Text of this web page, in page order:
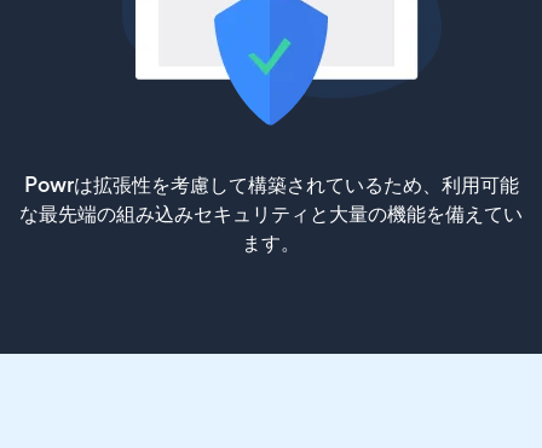
Powrは拡張性を考慮して構築されているため、利用可能
な最先端の組み込みセキュリティと大量の機能を備えてい
ます。